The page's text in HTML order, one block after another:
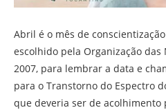
Abril é o mês de
escolhido pela Organização das
2007, para lembrar a data e
para o Transtorno do Espectro
que deveria ser de acolhimento